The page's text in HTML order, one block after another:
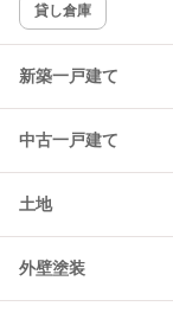
該当件数:
3
貸し倉庫
新築一戸建て
中古一戸建て
土地
外壁塗装